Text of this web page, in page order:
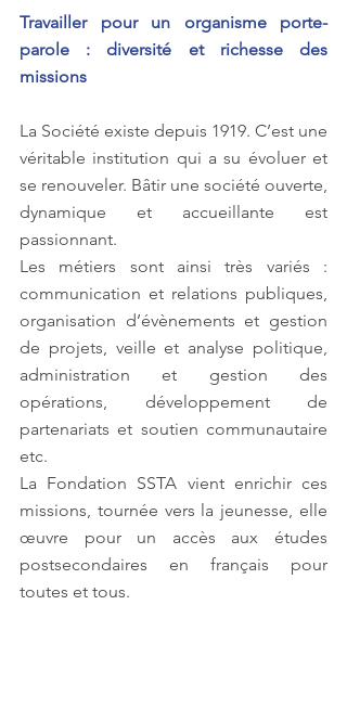
Travailler pour un organisme porte-
parole : diversité et richesse des
missions
La Société existe depuis 1919. C’est une
véritable institution qui a su évoluer et
se renouveler. Bâtir une société ouverte,
dynamique et accueillante est
passionnant.
Les métiers sont ainsi très variés :
communication et relations publiques,
organisation d’évènements et gestion
de projets, veille et analyse politique,
administration et gestion des
opérations, développement de
partenariats et soutien communautaire
etc.
La Fondation SSTA vient enrichir ces
missions, tournée vers la jeunesse, elle
œuvre pour un accès aux études
postsecondaires en français pour
toutes et tous.